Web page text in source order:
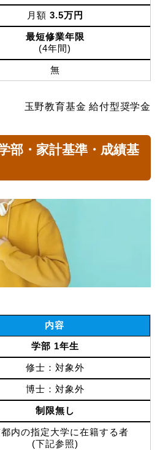
月額 3.5万円
最短修業年限
(4年間)
無
玉野教育基金 給付型奨学金
部・家計基準・成績基
内容
学部 1年生
修士：対象外
博士：対象外
制限無し
内の指定大学に在籍する者
(下記参照)